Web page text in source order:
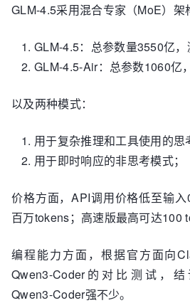
GLM-4.5采用混合专家（MoE）架
GLM-4.5：总参数量3550亿，
GLM-4.5-Air：总参数1060亿
以及两种模式：
用于复杂推理和工具使用的思
用于即时响应的非思考模式；
价格方面，API调用价格低至输
百万tokens；高速版最高可达100
编程能力方面，根据官方面向
Qwen3-Coder的对比测试，
Qwen3-Coder强不少。